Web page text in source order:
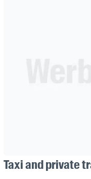
Taxi and private